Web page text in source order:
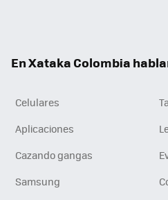
En Xataka Colombia
Celulares
Aplicaciones
Cazando gangas
Samsung